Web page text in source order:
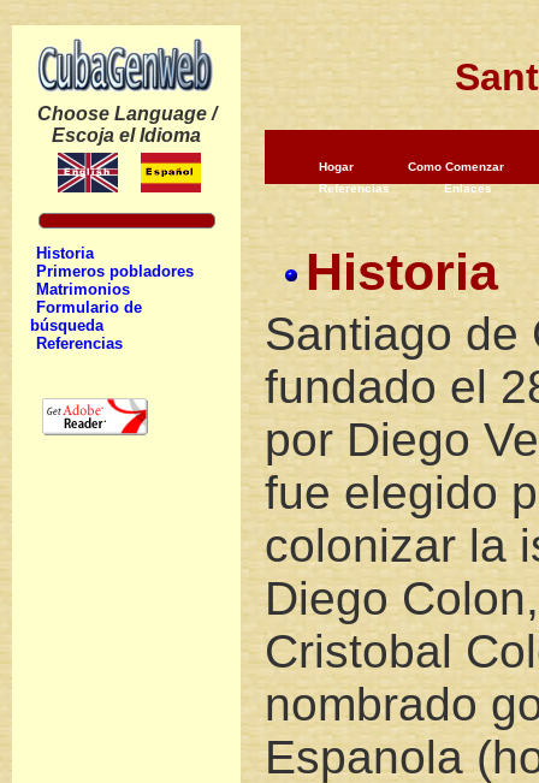
Choose Language /
Escoja el Idioma
Historia
Primeros pobladores
Matrimonios
Formulario de
búsqueda
Referencias
Hogar
Como Comenzar
Referencias
Enlaces
Historia
Santiago de
fundado el
por Diego
fue elegido
colonizar la
Diego
Cristobal
nombrado
Espanola